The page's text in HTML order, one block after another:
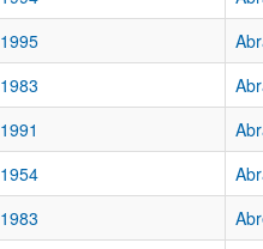
1995
1983
1991
1954
1983